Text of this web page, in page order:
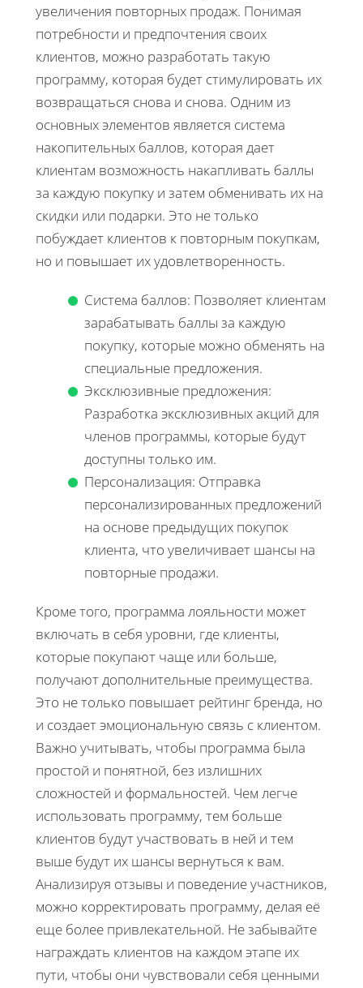
увеличения повторных продаж. Понимая
потребности и предпочтения своих
клиентов, можно разработать такую
программу, которая будет стимулировать их
возвращаться снова и снова. Одним из
основных элементов является система
накопительных баллов, которая дает
клиентам возможность накапливать баллы
за каждую покупку и затем обменивать их на
скидки или подарки. Это не только
побуждает клиентов к повторным покупкам,
но и повышает их удовлетворенность.
Система баллов: Позволяет клиентам
зарабатывать баллы за каждую
покупку, которые можно обменять на
специальные предложения.
Эксклюзивные предложения:
Разработка эксклюзивных акций для
членов программы, которые будут
доступны только им.
Персонализация: Отправка
персонализированных предложений
на основе предыдущих покупок
клиента, что увеличивает шансы на
повторные продажи.
Кроме того, программа лояльности может
включать в себя уровни, где клиенты,
которые покупают чаще или больше,
получают дополнительные преимущества.
Это не только повышает рейтинг бренда, но
и создает эмоциональную связь с клиентом.
Важно учитывать, чтобы программа была
простой и понятной, без излишних
сложностей и формальностей. Чем легче
использовать программу, тем больше
клиентов будут участвовать в ней и тем
выше будут их шансы вернуться к вам.
Анализируя отзывы и поведение участников,
можно корректировать программу, делая её
еще более привлекательной. Не забывайте
награждать клиентов на каждом этапе их
пути, чтобы они чувствовали себя ценными